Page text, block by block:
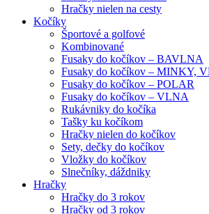
Hračky nielen na cesty
Kočíky
Športové a golfové
Kombinované
Fusaky do kočíkov – BAVLNA
Fusaky do kočíkov – MINKY,
Fusaky do kočíkov – POLAR
Fusaky do kočíkov – VLNA
Rukávniky do kočíka
Tašky ku kočíkom
Hračky nielen do kočíkov
Sety, dečky do kočíkov
Vložky do kočíkov
Slnečníky, dáždniky
Hračky
Hračky do 3 rokov
Hračky od 3 rokov